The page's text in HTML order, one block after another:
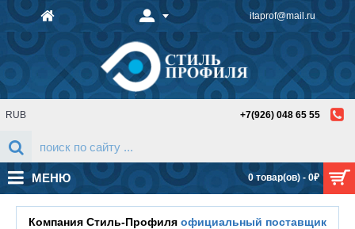
itaprof@mail.ru
0 товар(ов) - 0₽
RUB +7(926) 048 65 55
МЕНЮ
Компания Стиль-Профиля официальный поставщик